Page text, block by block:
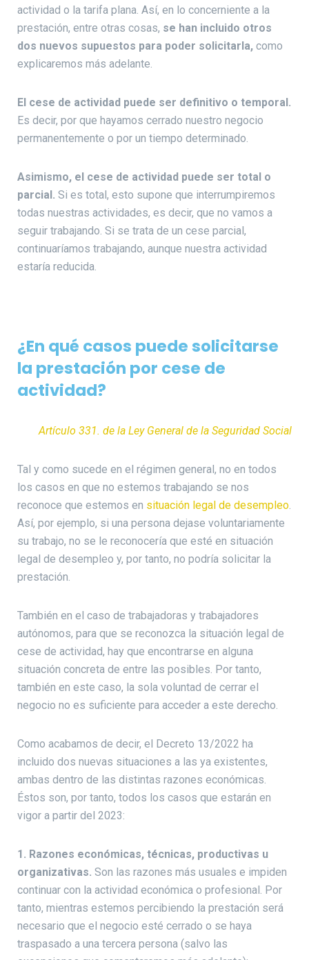
actividad o la tarifa plana. Así, en lo concerniente a la
prestación, entre otras cosas, se han incluido otros
dos nuevos supuestos para poder solicitarla, como
explicaremos más adelante.
El cese de actividad puede ser definitivo o temporal.
Es decir, por que hayamos cerrado nuestro negocio
permanentemente o por un tiempo determinado.
Asimismo, el cese de actividad puede ser total o
parcial. Si es total, esto supone que interrumpiremos
todas nuestras actividades, es decir, que no vamos a
seguir trabajando. Si se trata de un cese parcial,
continuaríamos trabajando, aunque nuestra actividad
estaría reducida.
¿En qué casos puede solicitarse
la prestación por cese de
actividad?
Artículo 331. de la Ley General de la Seguridad Social
Tal y como sucede en el régimen general, no en todos
los casos en que no estemos trabajando se nos
reconoce que estemos en situación legal de desempleo.
Así, por ejemplo, si una persona dejase voluntariamente
su trabajo, no se le reconocería que esté en situación
legal de desempleo y, por tanto, no podría solicitar la
prestación.
También en el caso de trabajadoras y trabajadores
autónomos, para que se reconozca la situación legal de
cese de actividad, hay que encontrarse en alguna
situación concreta de entre las posibles. Por tanto,
también en este caso, la sola voluntad de cerrar el
negocio no es suficiente para acceder a este derecho.
Como acabamos de decir, el Decreto 13/2022 ha
incluido dos nuevas situaciones a las ya existentes,
ambas dentro de las distintas razones económicas.
Éstos son, por tanto, todos los casos que estarán en
vigor a partir del 2023:
1. Razones económicas, técnicas, productivas u
organizativas. Son las razones más usuales e impiden
continuar con la actividad económica o profesional. Por
tanto, mientras estemos percibiendo la prestación será
necesario que el negocio esté cerrado o se haya
traspasado a una tercera persona (salvo las